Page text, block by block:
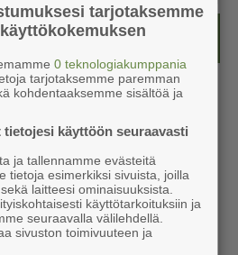
tarjotaksemme
0 teknologiakumppania
tarjotaksemme paremman
kohdentaaksemme sisältöä ja
käyttöön seuraavasti
ja tallennamme evästeitä
tietoja esimerkiksi sivuista, joilla
laitteesi ominaisuuksista.
käyttötarkoituksiin ja
seuraavalla välilehdellä.
sivuston toimivuuteen ja